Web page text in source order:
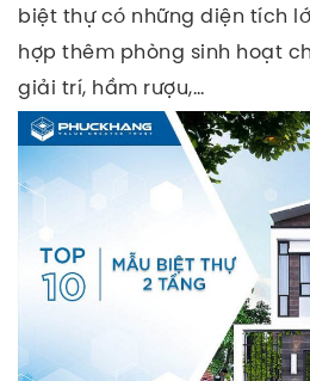
biệt thự có những diện tích
hợp thêm phòng sinh hoạt
giải trí, hầm rượu,…